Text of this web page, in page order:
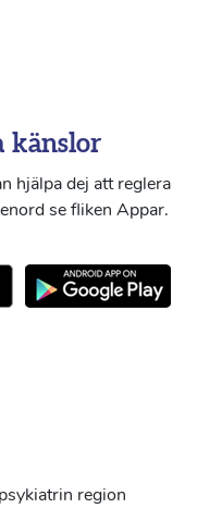
känslor
hjälpa dej att reglera
se fliken Appar.
region